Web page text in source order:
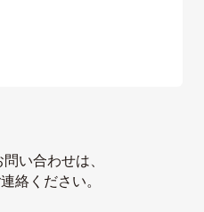
い合わせは、
絡ください。